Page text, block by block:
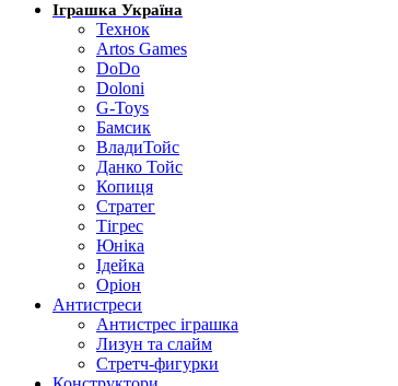
Іграшка Україна
Технок
Artos Games
DoDo
Doloni
G-Toys
Бамсик
ВладиТойс
Данко Тойс
Копиця
Стратег
Тігрес
Юніка
Ідейка
Оріон
Антистреси
Антистрес іграшка
Лизун та слайм
Стретч-фигурки